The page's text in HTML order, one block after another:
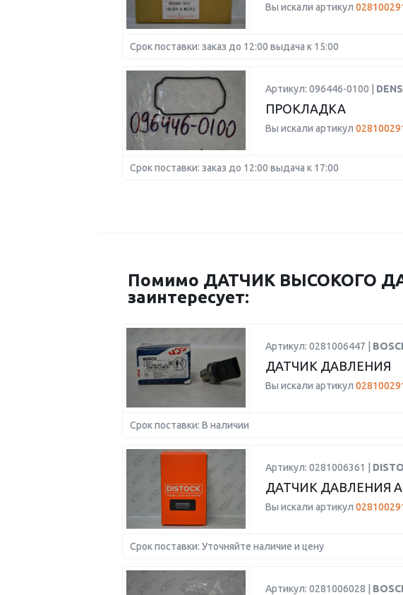
Вы искали артикул
Срок поставки: заказ до 12:00 выдача к 15:00
Артикул: 096446-0100 |
ПРОКЛАДКА
Вы искали артикул
Срок поставки: заказ до 12:00 выдача к 17:00
Помимо ДАТЧИК ВЫСОКОГО
заинтересует:
Артикул: 0281006447 |
ДАТЧИК ДАВЛЕНИЯ
Вы искали артикул
Срок поставки: В наличии
Артикул: 0281006361 |
ДАТЧИК ДАВЛЕНИЯ
Вы искали артикул
Срок поставки: Уточняйте наличие и цену
Артикул: 0281006028 |